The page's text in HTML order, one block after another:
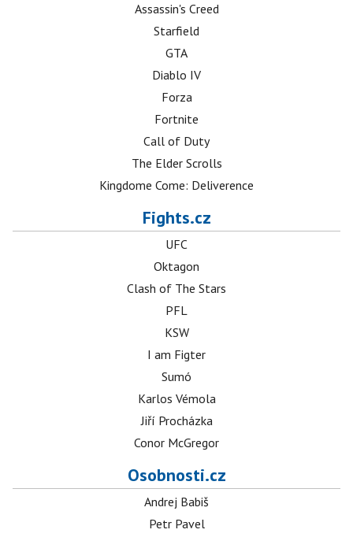
Assassin's Creed
Starfield
GTA
Diablo IV
Forza
Fortnite
Call of Duty
The Elder Scrolls
Kingdome Come: Deliverence
Fights.cz
UFC
Oktagon
Clash of The Stars
PFL
KSW
I am Figter
Sumó
Karlos Vémola
Jiří Procházka
Conor McGregor
Osobnosti.cz
Andrej Babiš
Petr Pavel